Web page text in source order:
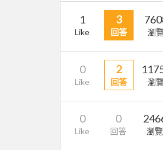
1
Like
3
回答 瀏
0
Like
2
回答 瀏
0
Like
0
回答 瀏覽